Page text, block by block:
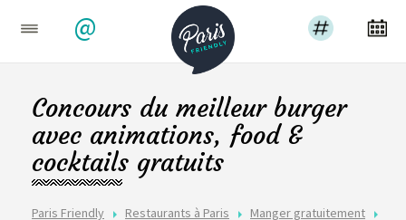
@
Paris Friendly Restaurants à Paris
Manger gratuitement
Concours du meilleur burger
avec animations, food &
cocktails gratuits